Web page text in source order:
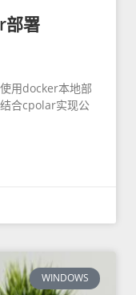
部署
用docker本地部
合cpolar实现公
WINDOWS